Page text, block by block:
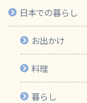
日本での暮らし
お出かけ
料理
暮らし